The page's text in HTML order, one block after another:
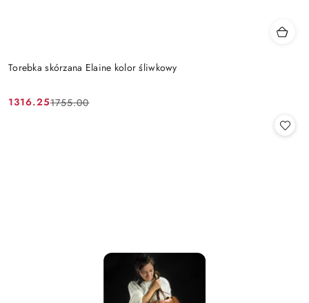
Torebka skórzana Elaine kolor śliwkowy
Cena
1316.25
Cena
1755.00